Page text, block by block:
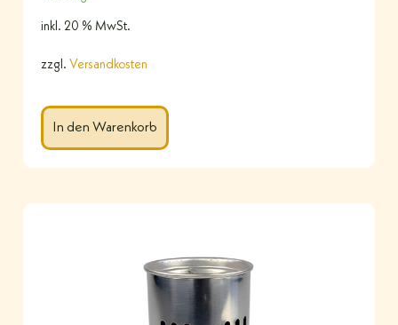
inkl. 20 % MwSt.
zzgl. Versandkosten
In den Warenkorb